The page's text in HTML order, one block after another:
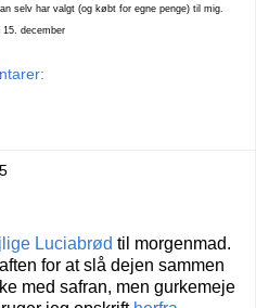
selv har valgt (og købt for egne penge) til mig.
december
Luciabrød til morgenmad.
for at slå dejen sammen
med safran, men gurkemeje